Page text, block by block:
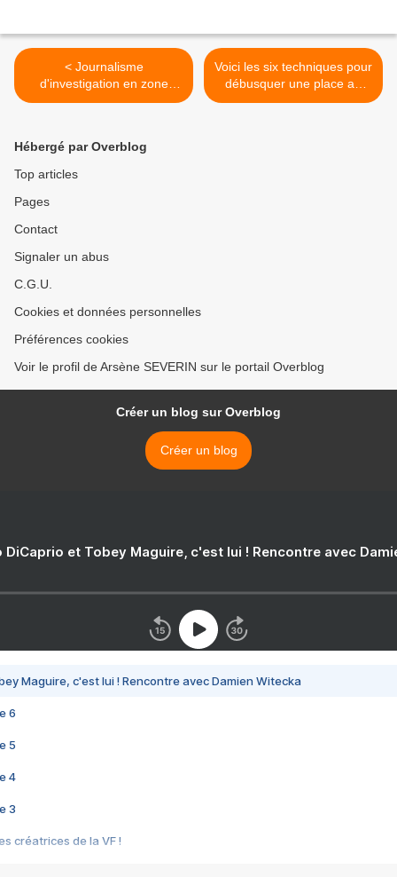
< Journalisme
d'investigation en zone
minière : un atelier à Dakar
Voici les six techniques pour
débusquer une place au
parking >
Hébergé par Overblog
Top articles
Pages
Contact
Signaler un abus
C.G.U.
Cookies et données personnelles
Préférences cookies
Voir le profil de Arsène SEVERIN sur le portail Overblog
Créer un blog sur Overblog
Créer un blog
DiCaprio et Tobey Maguire, c'est lui ! Rencontre avec
Maguire, c'est lui ! Rencontre avec Damien Witecka
6
5
4
3
créatrices de la VF !